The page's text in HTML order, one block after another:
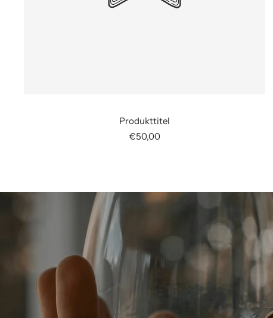
Produkttitel
Angebotspreis
€50,00